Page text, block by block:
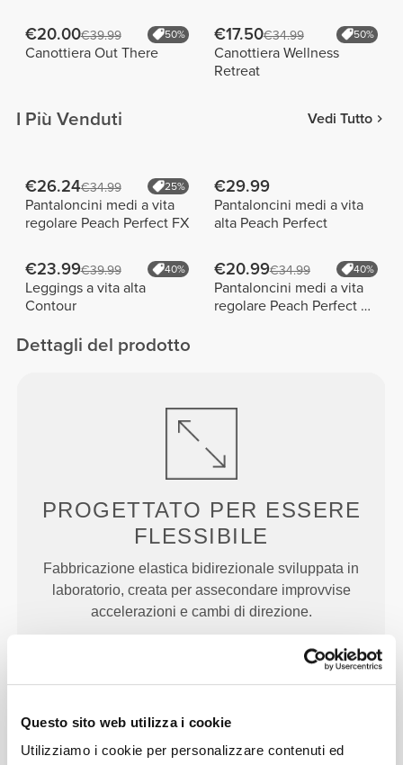
Questo sito web utilizza i cookie
Utilizziamo i cookie per personalizzare contenuti ed
€20.00€39.99 50%
Canottiera Out There
€17.50€34.99 50%
Canottiera Wellness
Retreat
I Più Venduti Vedi Tutto
€26.24€34.99 25%
Pantaloncini medi a vita
regolare Peach Perfect FX
€29.99
Pantaloncini medi a vita
alta Peach Perfect
€23.99€39.99 40%
Leggings a vita alta
Contour
€20.99€34.99 40%
Pantaloncini medi a vita
regolare Peach Perfect FX
Dettagli del prodotto
PROGETTATO PER ESSERE
FLESSIBILE
Fabbricazione elastica bidirezionale sviluppata in
laboratorio, creata per assecondare improvvise
accelerazioni e cambi di direzione.